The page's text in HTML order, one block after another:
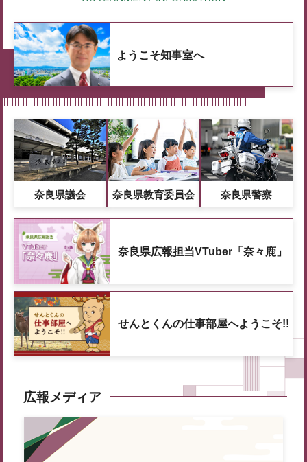
ようこそ知事室へ
奈良県議会 奈良県教育委員会 奈良県警察
奈良県広報担当VTuber「奈々鹿」
せんとくんの仕事部屋へようこそ!!
広報メディア